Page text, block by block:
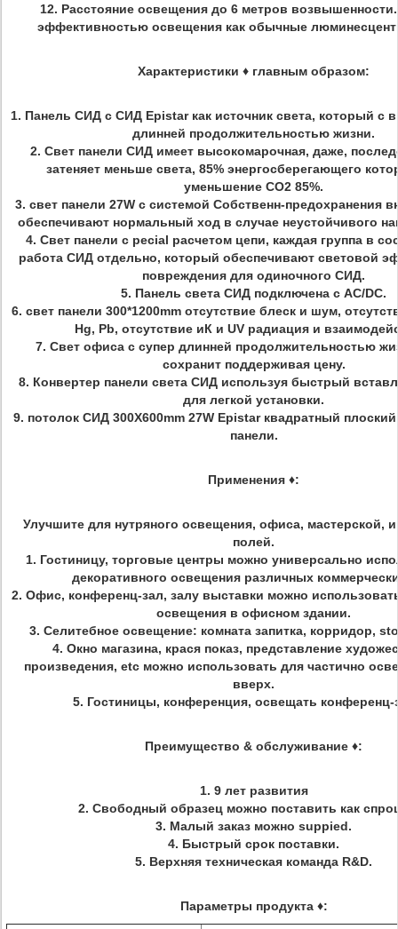
12. Расстояние освещения до 6 метров
эффективностью освещения как обычные
Характеристики ♦ главным образом:
1. Панель СИД с СИД Epistar как источник света, который с
длинней продолжительностью жизни.
2. Свет панели СИД имеет высокомарочная, даже,
затеняет меньше света, 85% энергосберегающего
уменьшение СО2 85%.
3. свет панели 27W с системой Собственн-предохранения
обеспечивают нормальный ход в случае неустойчивого
4. Свет панели с pecial расчетом цепи, каждая группа в
работа СИД отдельно, который обеспечивают световой
повреждения для одиночного СИД.
5. Панель света СИД подключена с AC/DC.
6. свет панели 300*1200mm отсутствие блеск и шум,
Hg, Pb, отсутствие иК и UV радиация и
7. Свет офиса с супер длинней продолжительностью
сохранит поддерживая цену.
8. Конвертер панели света СИД используя быстрый
для легкой установки.
9. потолок СИД 300X600mm 27W Epistar квадратный
панели.
Применения ♦:
Улучшите для нутряного освещения, офиса, мастерской,
полей.
1. Гостиницу, торговые центры можно универсально
декоративного освещения различных
2. Офис, конференц-зал, залу выставки можно
освещения в офисном здании.
3. Селитебное освещение: комната запитка, корридор,
4. Окно магазина, крася показ, представление
произведения, etc можно использовать для частично
вверх.
5. Гостиницы, конференция, освещать конференц-
Преимущество & обслуживание ♦:
1. 9 лет развития
2. Свободный образец можно поставить как
3. Малый заказ можно suppied.
4. Быстрый срок поставки.
5. Верхняя техническая команда R&D.
Параметры продукта ♦: